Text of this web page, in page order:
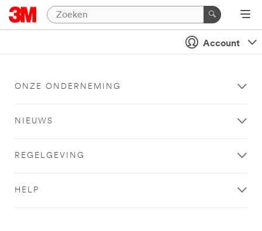
Account
ONZE ONDERNEMING
NIEUWS
REGELGEVING
HELP